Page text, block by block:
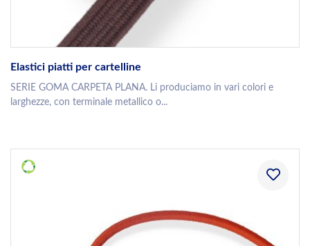
Elastici piatti per cartelline
SERIE GOMA CARPETA PLANA. Li produciamo in vari colori e
larghezze, con terminale metallico o...